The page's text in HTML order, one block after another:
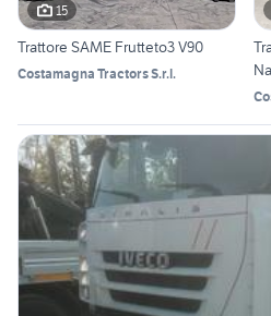
15
Trattore SAME Frutteto3 V90
Costamagna Tractors S.r.l.